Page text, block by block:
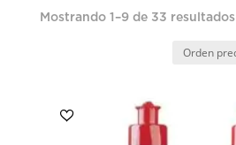
Mostrando 1–9 de 33 resultados